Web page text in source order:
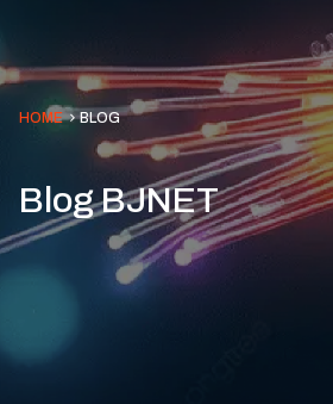
HOME BLOG
Blog BJNET